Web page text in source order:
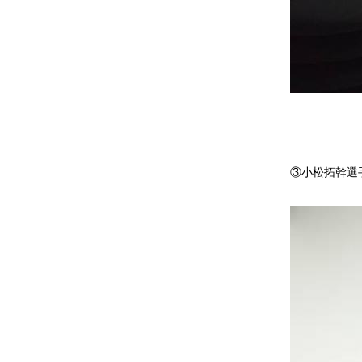
③小松拓幹選